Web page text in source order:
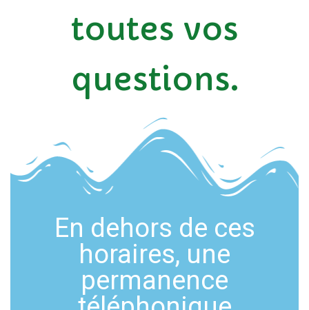
toutes vos
questions.
En dehors de ces
horaires, une
permanence